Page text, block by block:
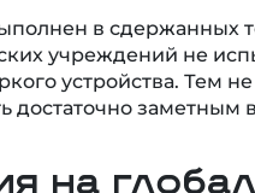
в сдержанных
учреждений не
устройства. Тем
достаточно заметным
на